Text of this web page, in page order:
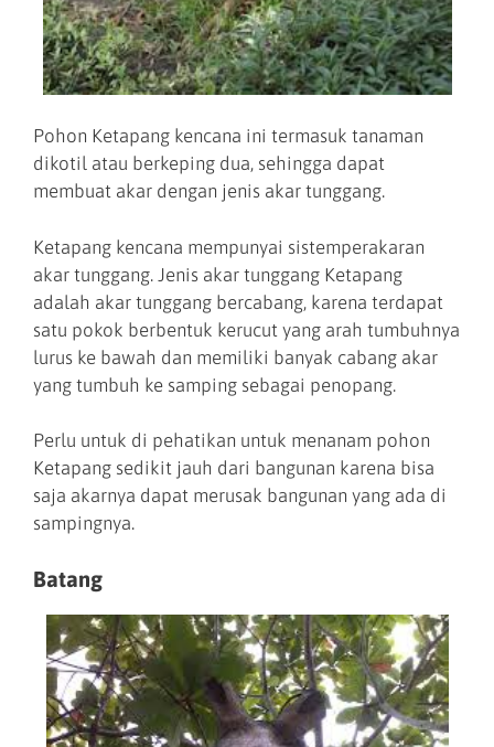
Pohon Ketapang kencana ini termasuk tanaman
dikotil atau berkeping dua, sehingga dapat
membuat akar dengan jenis akar tunggang.
Ketapang kencana mempunyai sistemperakaran
akar tunggang. Jenis akar tunggang Ketapang
adalah akar tunggang bercabang, karena terdapat
satu pokok berbentuk kerucut yang arah tumbuhnya
lurus ke bawah dan memiliki banyak cabang akar
yang tumbuh ke samping sebagai penopang.
Perlu untuk di pehatikan untuk menanam pohon
Ketapang sedikit jauh dari bangunan karena bisa
saja akarnya dapat merusak bangunan yang ada di
sampingnya.
Batang